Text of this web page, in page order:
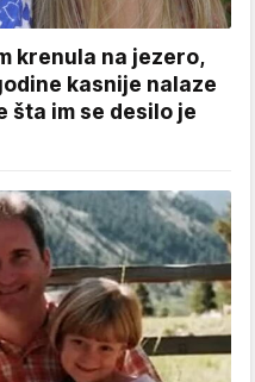
krenula na jezero,
kasnije nalaze
šta im se desilo je